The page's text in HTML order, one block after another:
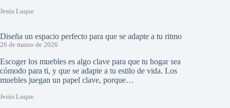
Jesús Luque
Diseña un espacio perfecto para que se adapte a tu ritmo
26 de marzo de 2026
Escoger los muebles es algo clave para que tu hogar sea
cómodo para ti, y que se adapte a tu estilo de vida. Los
muebles juegan un papel clave, porque…
Jesús Luque